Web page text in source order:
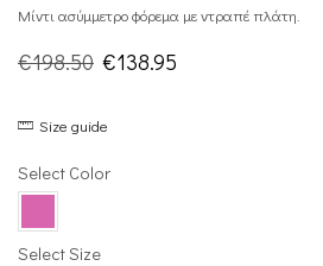
Μίντι ασύμμετρο φόρεμα με ντραπέ πλάτη.
€198.50 Original
was:
€198.50.
€138.95
Size guide
Select Color
Select Size